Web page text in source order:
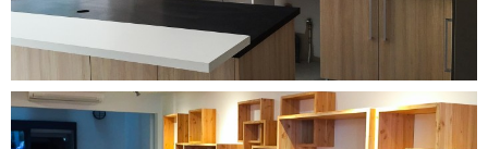
DÉCOUVRIR CE PROJET